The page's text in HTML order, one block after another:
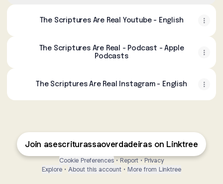
The Scriptures Are Real Youtube - English
The Scriptures Are Real - Podcast - Apple
Podcasts
The Scriptures Are Real Instagram - English
Join asescriturassaoverdadeiras on Linktree
Cookie Preferences • Report • Privacy
Explore • About this account • More from Linktree